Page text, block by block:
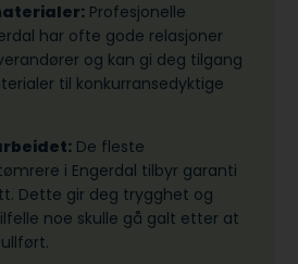
Profesjonelle
har ofte gode relasjoner
og kan gi deg tilgang
til konkurransedyktige
De fleste
i Engerdal tilbyr garanti
Dette gir deg trygghet og
noe skulle gå galt etter at